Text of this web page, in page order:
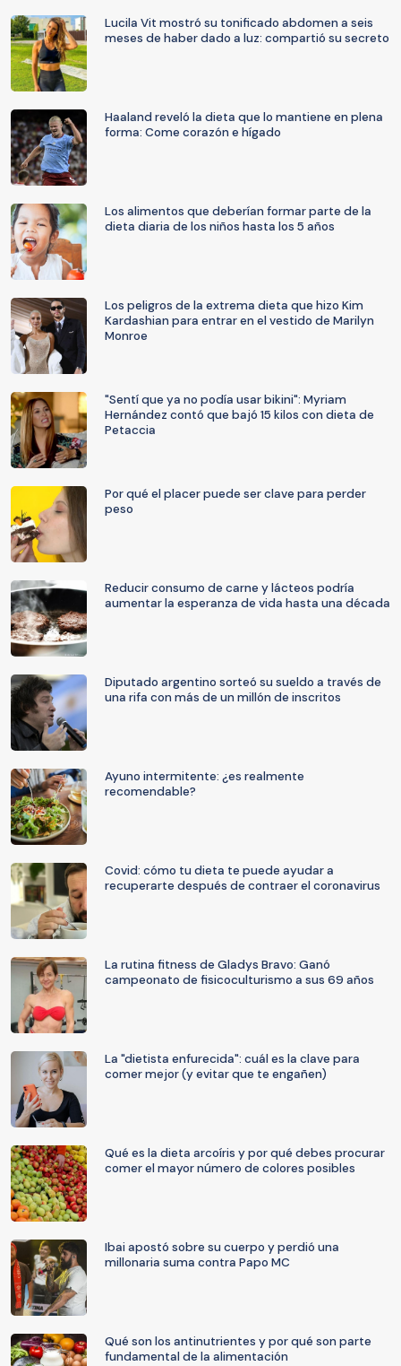
Lucila Vit mostró su tonificado abdomen a seis
meses de haber dado a luz: compartió su secreto
Haaland reveló la dieta que lo mantiene en plena
forma: Come corazón e hígado
Los alimentos que deberían formar parte de la
dieta diaria de los niños hasta los 5 años
Los peligros de la extrema dieta que hizo Kim
Kardashian para entrar en el vestido de Marilyn
Monroe
"Sentí que ya no podía usar bikini": Myriam
Hernández contó que bajó 15 kilos con dieta de
Petaccia
Por qué el placer puede ser clave para perder
peso
Reducir consumo de carne y lácteos podría
aumentar la esperanza de vida hasta una década
Diputado argentino sorteó su sueldo a través de
una rifa con más de un millón de inscritos
Ayuno intermitente: ¿es realmente
recomendable?
Covid: cómo tu dieta te puede ayudar a
recuperarte después de contraer el coronavirus
La rutina fitness de Gladys Bravo: Ganó
campeonato de fisicoculturismo a sus 69 años
La "dietista enfurecida": cuál es la clave para
comer mejor (y evitar que te engañen)
Qué es la dieta arcoíris y por qué debes procurar
comer el mayor número de colores posibles
Ibai apostó sobre su cuerpo y perdió una
millonaria suma contra Papo MC
Qué son los antinutrientes y por qué son parte
fundamental de la alimentación